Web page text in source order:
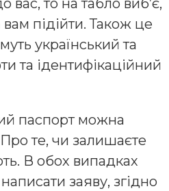
вас, то на табло вибʼє,
підійти. Також це
український та
та ідентифікаційний
паспорт можна
те, чи залишаєте
В обох випадках
заяву, згідно